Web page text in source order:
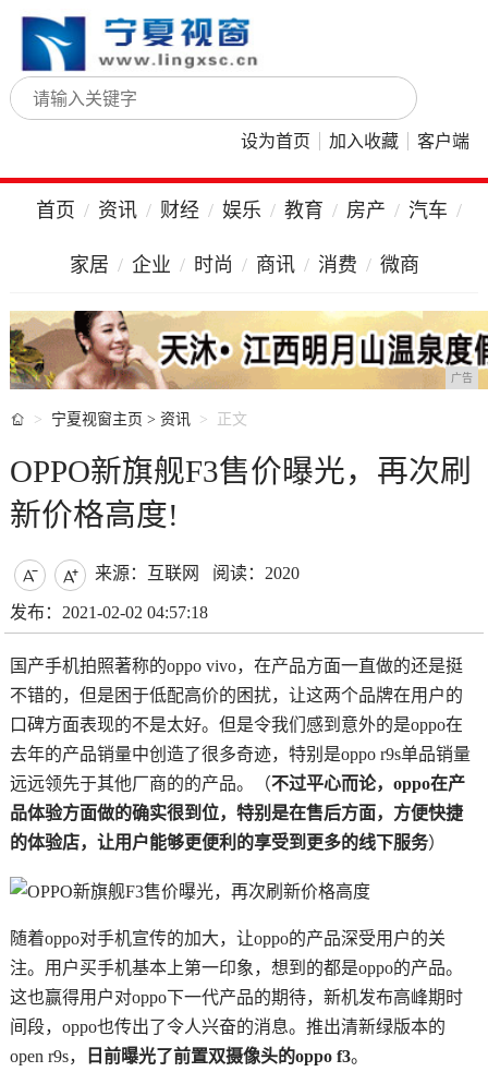
设为首页 加入收藏 客户端
首页 资讯 财经 娱乐 教育 房产 汽车
家居 企业 时尚 商讯 消费 微商
广告
 宁夏视窗主页 > 资讯 正文
OPPO新旗舰F3售价曝光，再次刷
新价格高度!
  来源：互联网 阅读：2020
发布：2021-02-02 04:57:18
国产手机拍照著称的oppo vivo，在产品方面一直做的还是挺
不错的，但是困于低配高价的困扰，让这两个品牌在用户的
口碑方面表现的不是太好。但是令我们感到意外的是oppo在
去年的产品销量中创造了很多奇迹，特别是oppo r9s单品销量
远远领先于其他厂商的的产品。（不过平心而论，oppo在产
品体验方面做的确实很到位，特别是在售后方面，方便快捷
的体验店，让用户能够更便利的享受到更多的线下服务）
随着oppo对手机宣传的加大，让oppo的产品深受用户的关
注。用户买手机基本上第一印象，想到的都是oppo的产品。
这也赢得用户对oppo下一代产品的期待，新机发布高峰期时
间段，oppo也传出了令人兴奋的消息。推出清新绿版本的
open r9s，
日前曝光了前置双摄像头的oppo f3。